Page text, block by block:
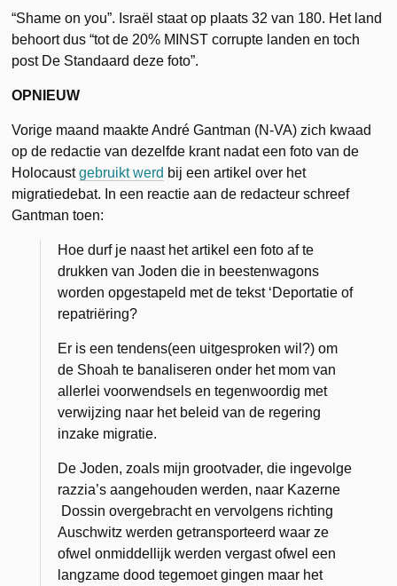
“Shame on you”. Israël staat op plaats 32 van 180. Het land
behoort dus “tot de 20% MINST corrupte landen en toch
post De Standaard deze foto”.
OPNIEUW
Vorige maand maakte André Gantman (N-VA) zich kwaad
op de redactie van dezelfde krant nadat een foto van de
Holocaustgebruikt werd bij een artikel over het
migratiedebat. In een reactie aan de redacteur schreef
Gantman toen:
Hoe durf je naast het artikel een foto af te
drukken van Joden die in beestenwagons
worden opgestapeld met de tekst ‘Deportatie of
repatriëring?
Er is een tendens(een uitgesproken wil?) om
de Shoah te banaliseren onder het mom van
allerlei voorwendsels en tegenwoordig met
verwijzing naar het beleid van de regering
inzake migratie.
De Joden, zoals mijn grootvader, die ingevolge
razzia’s aangehouden werden, naar Kazerne
Dossin overgebracht en vervolgens richting
Auschwitz werden getransporteerd waar ze
ofwel onmiddellijk werden vergast ofwel een
langzame dood tegemoet gingen maar het